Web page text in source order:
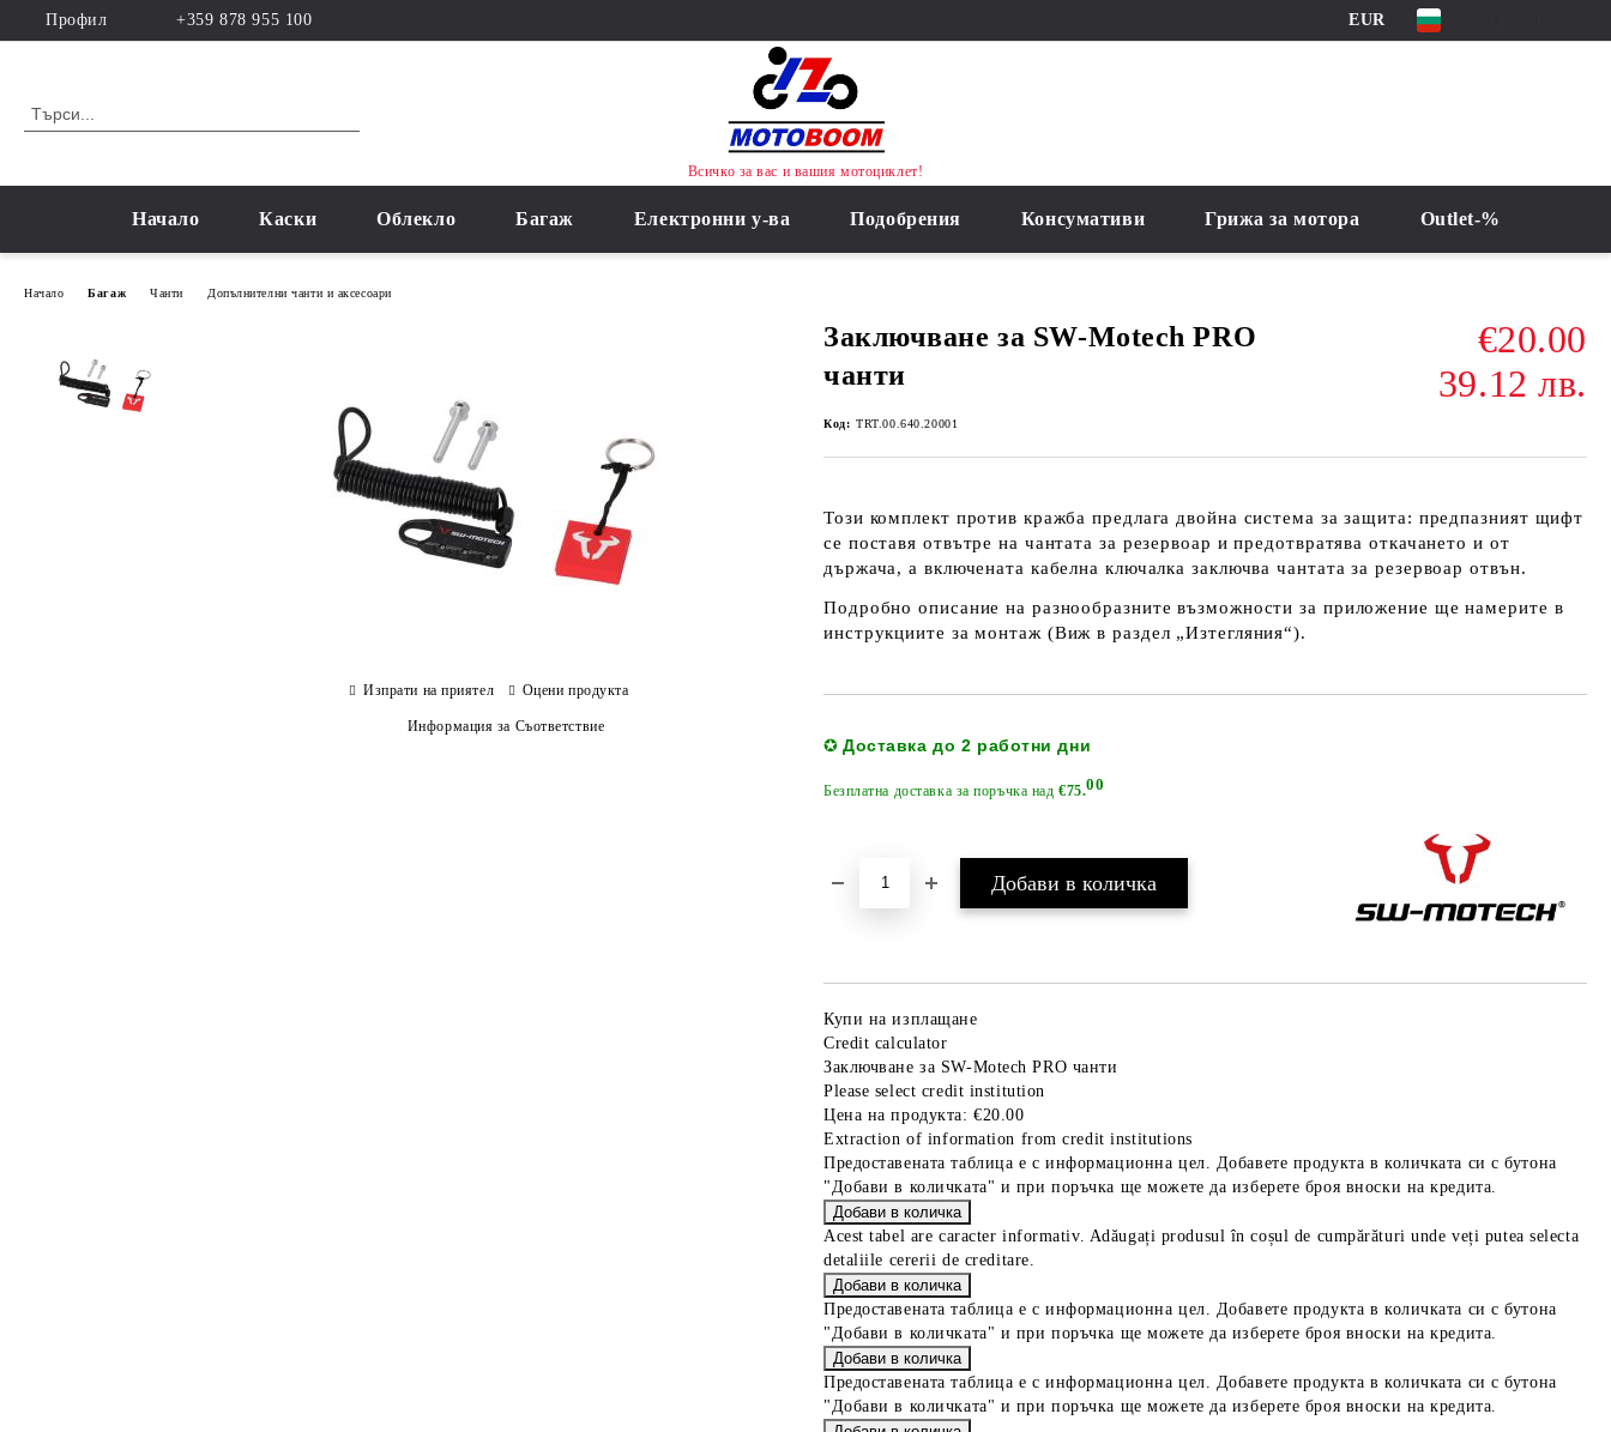
Профил +359 878 955 100 EUR
Всичко за вас и вашия мотоциклет!
Начало Каски Облекло Багаж Електронни у-ва Подобрения Консумативи Грижа за мотора Outlet-%
Начало Багаж Чанти Допълнителни чанти и аксесоари
Заключване за SW-Motech PRO
чанти
€20.00
39.12 лв.
Код: TRT.00.640.20001
Този комплект против кражба предлага двойна система за защита: предпазният щифт
се поставя отвътре на чантата за резервоар и предотвратява откачането и от
държача, а включената кабелна ключалка заключва чантата за резервоар отвън.
Подробно описание на разнообразните възможности за приложение ще намерите в
инструкциите за монтаж (Виж в раздел „Изтегляния“).
✪ Доставка до 2 работни дни
Безплатна доставка за поръчка над€75.00
Купи на изплащане
Credit calculator
Заключване за SW-Motech PRO чанти
Please select credit institution
Цена на продукта: €20.00
Extraction of information from credit institutions
Предоставената таблица е с информационна цел. Добавете продукта в количката си с бутона
"Добави в количката" и при поръчка ще можете да изберете броя вноски на кредита.
Acest tabel are caracter informativ. Adăugați produsul în coșul de cumpărături unde veți putea selecta
detaliile cererii de creditare.
Предоставената таблица е с информационна цел. Добавете продукта в количката си с бутона
"Добави в количката" и при поръчка ще можете да изберете броя вноски на кредита.
Предоставената таблица е с информационна цел. Добавете продукта в количката си с бутона
"Добави в количката" и при поръчка ще можете да изберете броя вноски на кредита.
Изпрати на приятел Оцени продукта
Информация за Съответствие